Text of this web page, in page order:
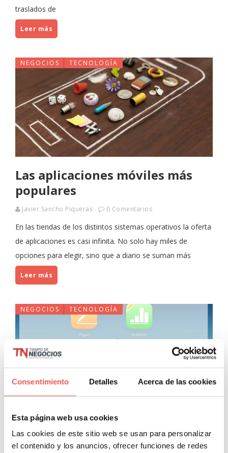
Consentimiento Detalles Acerca de las cookies
Esta página web usa cookies
Las cookies de este sitio web se usan para personalizar
el contenido y los anuncios, ofrecer funciones de redes
traslados de
Leer más
NEGOCIOS TECNOLOGÍA
Las aplicaciones móviles más
populares
Javier Sancho Piqueras 0 Comentarios
En las tiendas de los distintos sistemas operativos la oferta
de aplicaciones es casi infinita. No solo hay miles de
opciones para elegir, sino que a diario se suman más
Leer más
NEGOCIOS TECNOLOGÍA
Aplicaciones de Apple gratis
para iOs y Mac